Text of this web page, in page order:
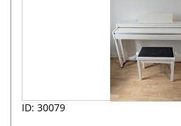
ID: 30079